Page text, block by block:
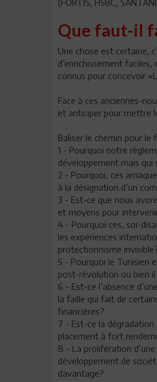
(FORTIS, HSBC,
Que faut-il
Une chose est certaine,
d’enrichissement
connus pour concevoir
Face à ces anciennes-
et anticiper pour mettre
Baliser le chemin pour
1 - Pourquoi notre
développement mais qui
2 - Pourquoi, ces
à la désignation d’un
3 - Est-ce que nous
et moyens pour
4 - Pourquoi ces, soi-
les expériences
protectionnisme
5 - Pourquoi le Tunisien
post-révolution ou bien il
6 - Est-ce l’absence
la faille qui fait de
financières?
7 - Est-ce la
placement à fort
8 - La prolifération
développement de
davantage?